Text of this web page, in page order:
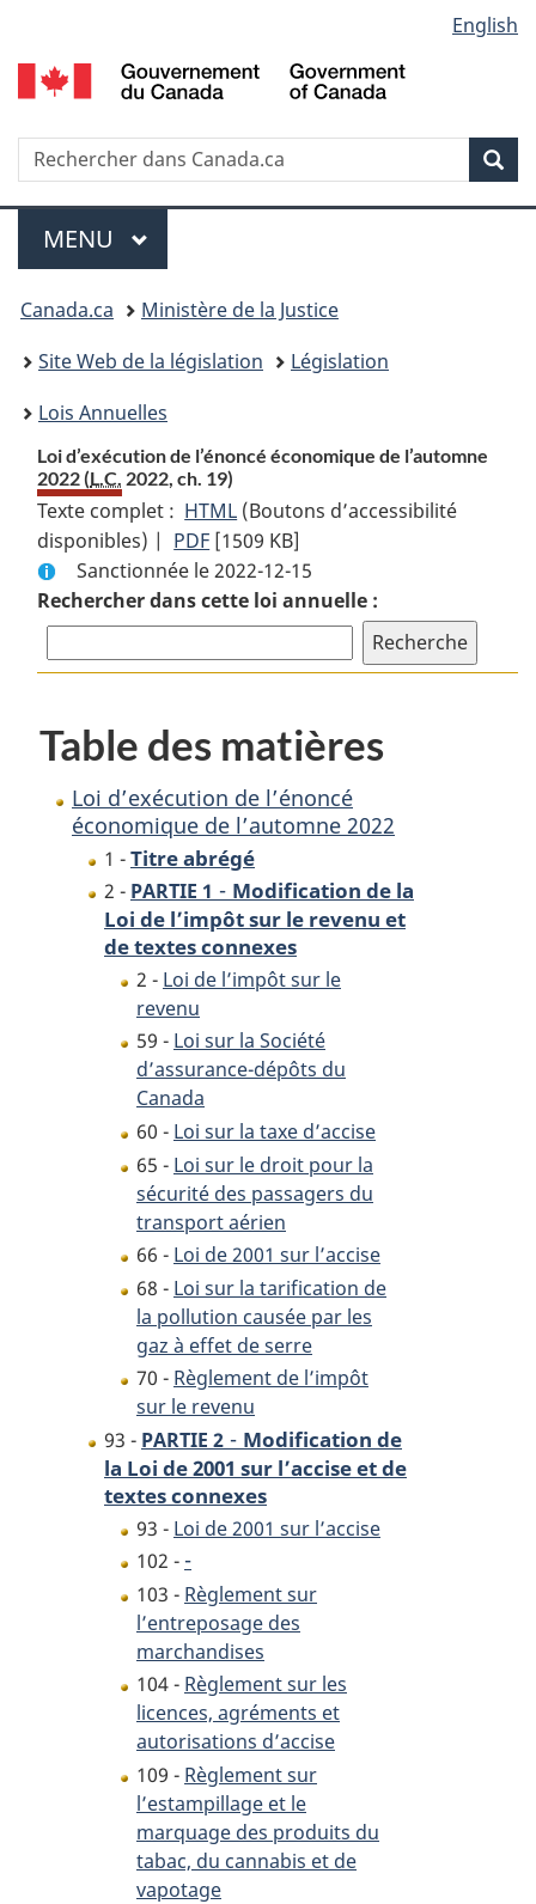
au
contenu
propos
de
la
HTML
simplifiée
selection
English
Recherche
Menu
MENU PRINCIPAL
Vous
etes
ici
Canada.ca
Ministère de la Justice
Site Web de la législation
Législation
Lois Annuelles
Loi d’exécution de l’énoncé économique de l’automne
2022 (L.C. 2022, ch. 19)
Texte complet : HTML Texte
complet
:
Loi
d’exécution
de
de
2022
(Boutons d’accessibilité
disponibles) | PDF Texte
complet
:
Loi
d’exécution
économique
l’automne
2022
[1509 KB]
Sanctionnée le 2022-12-15
Rechercher dans cette loi annuelle :
Table des matières
Loi d’exécution de l’énoncé
économique de l’automne 2022
1 -Titre abrégé
2 - PARTIE 1 - Modification de la
Loi de l’impôt sur le revenu et
de textes connexes
2 - Loi de l’impôt sur le
revenu
59 - Loi sur la Société
d’assurance-dépôts du
Canada
60 - Loi sur la taxe d’accise
65 - Loi sur le droit pour la
sécurité des passagers du
transport aérien
66 - Loi de 2001 sur l’accise
68 - Loi sur la tarification de
la pollution causée par les
gaz à effet de serre
70 - Règlement de l’impôt
sur le revenu
93 - PARTIE 2 - Modification de
la Loi de 2001 sur l’accise et de
textes connexes
93 - Loi de 2001 sur l’accise
102 --
103 - Règlement sur
l’entreposage des
marchandises
104 - Règlement sur les
licences, agréments et
autorisations d’accise
109 - Règlement sur
l’estampillage et le
marquage des produits du
tabac, du cannabis et de
vapotage